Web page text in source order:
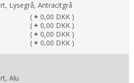
Lysegrå, Antracitgrå
( + 0,00 DKK )
( + 0,00 DKK )
( + 0,00 DKK )
( + 0,00 DKK )
Alu